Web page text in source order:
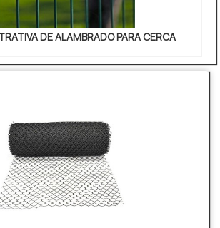
DE ALAMBRADO PARA CERCA